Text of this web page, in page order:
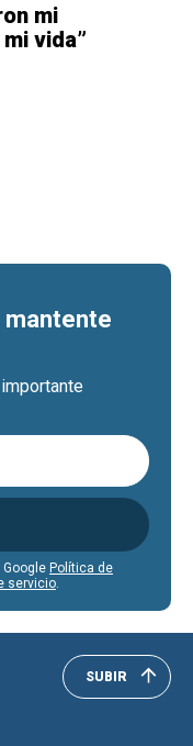
mi
vida”
mantente
Google Política de
servicio
SUBIR